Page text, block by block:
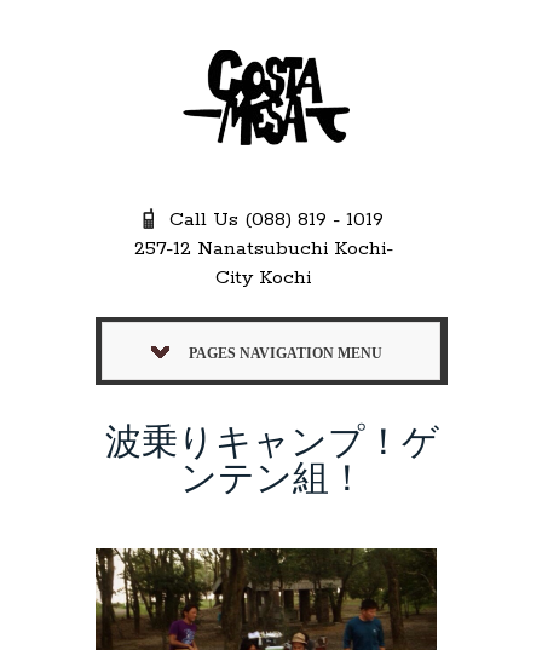
Call Us (088) 819 - 1019
257-12 Nanatsubuchi Kochi-
City Kochi
PAGES NAVIGATION MENU
波乗りキャンプ！ゲ
ンテン組！